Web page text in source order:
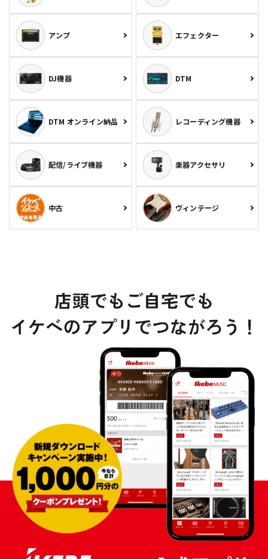
アンプ エフェクター
DJ機器 DTM
DTM オンライン納品 レコーディング機器
配信/ライブ機器 楽器アクセサリ
中古 ヴィンテージ